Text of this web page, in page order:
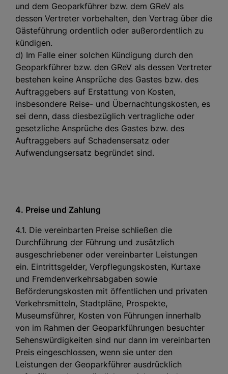
und dem Geoparkführer bzw. dem GReV als
dessen Vertreter vorbehalten, den Vertrag über die
Gästeführung ordentlich oder außerordentlich zu
kündigen.
d) Im Falle einer solchen Kündigung durch den
Geoparkführer bzw. den GReV als dessen Vertreter
bestehen keine Ansprüche des Gastes bzw. des
Auftraggebers auf Erstattung von Kosten,
insbesondere Reise- und Übernachtungskosten, es
sei denn, dass diesbezüglich vertragliche oder
gesetzliche Ansprüche des Gastes bzw. des
Auftraggebers auf Schadensersatz oder
Aufwendungsersatz begründet sind.
4. Preise und Zahlung
4.1. Die vereinbarten Preise schließen die
Durchführung der Führung und zusätzlich
ausgeschriebener oder vereinbarter Leistungen
ein. Eintrittsgelder, Verpflegungskosten, Kurtaxe
und Fremdenverkehrsabgaben sowie
Beförderungskosten mit öffentlichen und privaten
Verkehrsmitteln, Stadtpläne, Prospekte,
Museumsführer, Kosten von Führungen innerhalb
von im Rahmen der Geoparkführungen besuchter
Sehenswürdigkeiten sind nur dann im vereinbarten
Preis eingeschlossen, wenn sie unter den
Leistungen der Geoparkführer ausdrücklich